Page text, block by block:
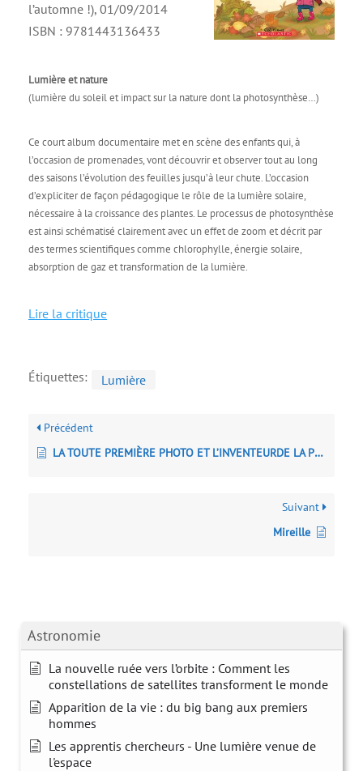
Astronomie
La nouvelle ruée vers l’orbite : Comment les
constellations de satellites transforment le monde
Apparition de la vie : du big bang aux premiers
hommes
Les apprentis chercheurs - Une lumière venue de
l'espace
l’automne !), 01/09/2014
ISBN : 9781443136433
Lumière et nature
(lumière du soleil et impact sur la nature dont la photosynthèse…)
Ce court album documentaire met en scène des enfants qui, à
l’occasion de promenades, vont découvrir et observer tout au long
des saisons l’évolution des feuilles jusqu’à leur chute. L’occasion
d’expliciter de façon pédagogique le rôle de la lumière solaire,
nécessaire à la croissance des plantes. Le processus de photosynthèse
est ainsi schématisé clairement avec un effet de zoom et décrit par
des termes scientifiques comme chlorophylle, énergie solaire,
absorption de gaz et transformation de la lumière.
Lire la critique
Étiquettes: Lumière
Précédent
LA TOUTE PREMIÈRE PHOTO ET L’INVENTEURDE LA PHOTOGRAPHIE, NICÉPHORE NIÉPCE
Suivant
Mireille